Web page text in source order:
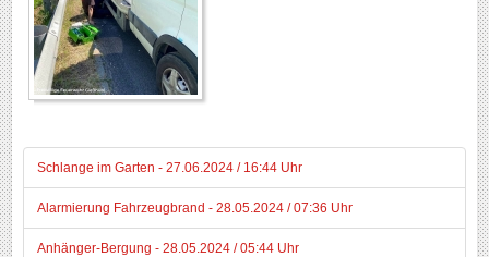
Schlange im Garten - 27.06.2024 / 16:44 Uhr
Alarmierung Fahrzeugbrand - 28.05.2024 / 07:36 Uhr
Anhänger-Bergung - 28.05.2024 / 05:44 Uhr